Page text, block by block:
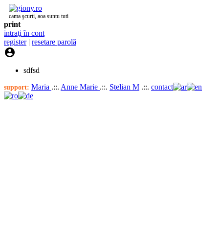
cama şcurti, aoa suntu tuti
print
intraţi în cont
register| resetare parolă

sdfsd
support: Maria .::. Anne Marie .::. Stelian M .::. contact